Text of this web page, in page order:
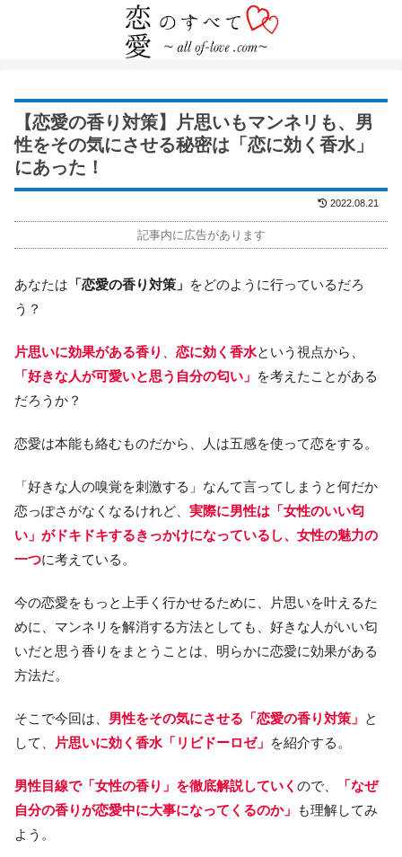
【恋愛の香り対策】片思いもマンネリも、男
性をその気にさせる秘密は「恋に効く香水」
にあった！
2022.08.21
記事内に広告があります
あなたは 「恋愛の香り対策」 をどのように行っているだろ
う？
片思いに効果がある香り 恋に効く香水という視点から、
「好きな人が可愛いと思う自分の匂い」 を考えたことがある
だろうか？
恋愛は本能も絡むものだから、人は五感を使って恋をする。
「好きな人の嗅覚を刺激する」なんて言ってしまうと何だか
恋っぽさがなくなるけれど、 実際に男性は「女性のいい匂
い」がドキドキするきっかけになっているし、女性の魅力の
一つに考えている。
今の恋愛をもっと上手く行かせるために、片思いを叶えるた
めに、マンネリを解消する方法としても、好きな人がいい匂
いだと思う香りをまとうことは、明らかに恋愛に効果がある
方法だ。
そこで今回は、 男性をその気にさせる「恋愛の香り対策」 と
して、
片思いに効く香水「リビドーロゼ」 を紹介する。
男性目線で「女性の香り」を徹底解説していく ので、
「なぜ
自分の香りが恋愛中に大事になってくるのか」
も理解してみ
よう。